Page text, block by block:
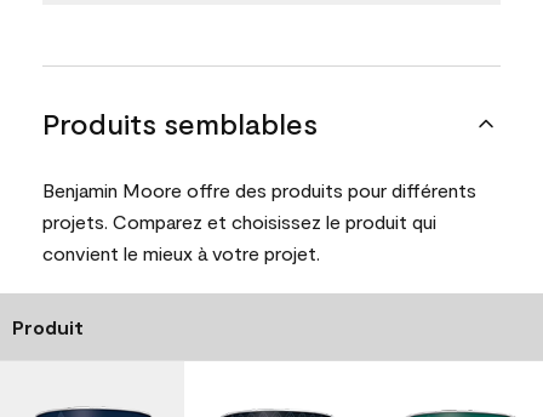
Produits semblables
Benjamin Moore offre des produits pour différents
projets. Comparez et choisissez le produit qui
convient le mieux à votre projet.
Produit